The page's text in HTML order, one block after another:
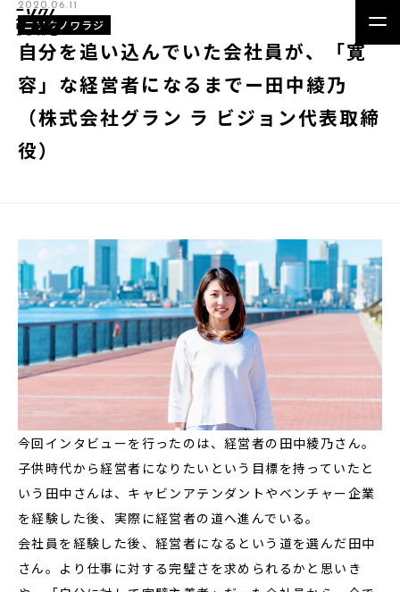
自分を追い込んでいた会社員が、「寛
容」な経営者になるまでー田中綾乃
（株式会社グラン ラ ビジョン代表取締
役）
2020.06.11
ニソクノワラジ
今回インタビューを行ったのは、経営者の田中綾乃さん。
子供時代から経営者になりたいという目標を持っていたと
いう田中さんは、キャビンアテンダントやベンチャー企業
を経験した後、実際に経営者の道へ進んでいる。
会社員を経験した後、経営者になるという道を選んだ田中
さん。より仕事に対する完璧さを求められるかと思いき